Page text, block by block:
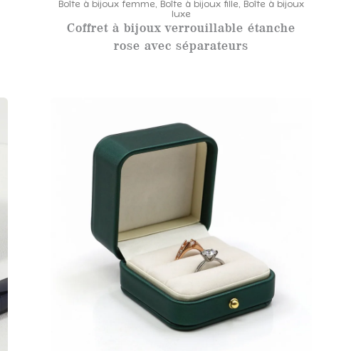
Boîte à bijoux femme, Boîte à bijoux fille, Boîte à bijoux
luxe
Coffret à bijoux verrouillable étanche
rose avec séparateurs